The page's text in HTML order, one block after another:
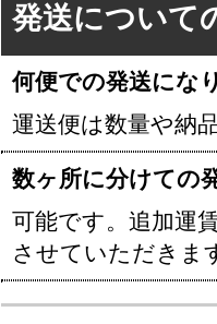
発送について
何便での発送にな
運送便は数量や納
数ヶ所に分けての
可能です。追加運
させていただきま